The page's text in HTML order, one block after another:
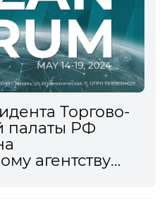
Торгово-
палаты РФ
агентству